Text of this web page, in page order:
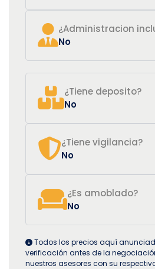
¿Administracion
No
¿Tiene deposito?
No
¿Tiene vigilancia?
No
¿Es amoblado?
No
Todos los precios aquí
verificación antes de la
nuestros asesores con su